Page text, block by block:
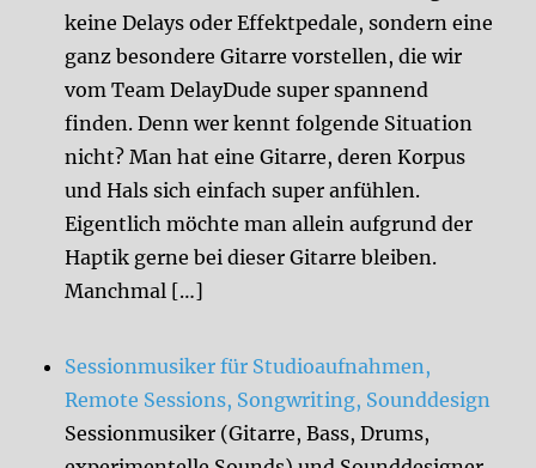
keine Delays oder Effektpedale, sondern eine
ganz besondere Gitarre vorstellen, die wir
vom Team DelayDude super spannend
finden. Denn wer kennt folgende Situation
nicht? Man hat eine Gitarre, deren Korpus
und Hals sich einfach super anfühlen.
Eigentlich möchte man allein aufgrund der
Haptik gerne bei dieser Gitarre bleiben.
Manchmal […]
Sessionmusiker für Studioaufnahmen,
Remote Sessions, Songwriting, Sounddesign
Sessionmusiker (Gitarre, Bass, Drums,